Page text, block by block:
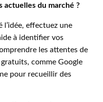
actuelles du marché ?
l’idée, effectuez une
à identifier vos
les attentes de
comme Google
pour recueillir des